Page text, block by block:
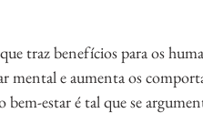
traz benefícios para os
mental e aumenta os
estar é tal que se